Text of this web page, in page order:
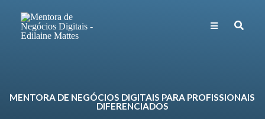
MENTORA DE NEGÓCIOS DIGITAIS PARA PROFISSIONAIS
DIFERENCIADOS